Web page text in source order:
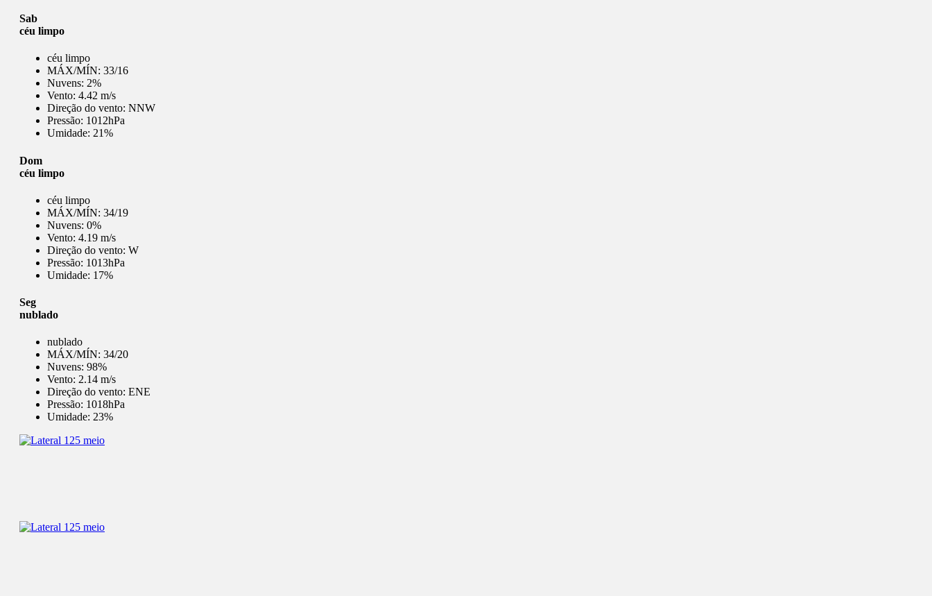
Sab
céu limpo
céu limpo
MÁX/MÍN: 33/16
Nuvens: 2%
Vento: 4.42 m/s
Direção do vento: NNW
Pressão: 1012hPa
Umidade: 21%
Dom
céu limpo
céu limpo
MÁX/MÍN: 34/19
Nuvens: 0%
Vento: 4.19 m/s
Direção do vento: W
Pressão: 1013hPa
Umidade: 17%
Seg
nublado
nublado
MÁX/MÍN: 34/20
Nuvens: 98%
Vento: 2.14 m/s
Direção do vento: ENE
Pressão: 1018hPa
Umidade: 23%